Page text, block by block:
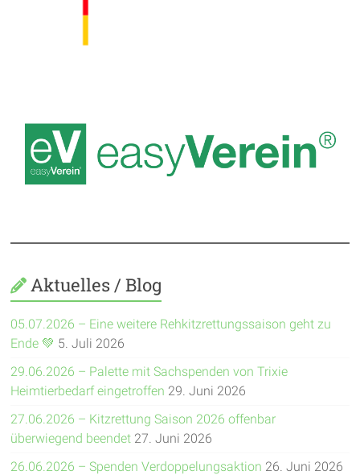
Aktuelles / Blog
05.07.2026 – Eine weitere Rehkitzrettungssaison geht zu
Ende 💚 5. Juli 2026
29.06.2026 – Palette mit Sachspenden von Trixie
Heimtierbedarf eingetroffen 29. Juni 2026
27.06.2026 – Kitzrettung Saison 2026 offenbar
überwiegend beendet 27. Juni 2026
26.06.2026 – Spenden Verdoppelungsaktion 26. Juni 2026